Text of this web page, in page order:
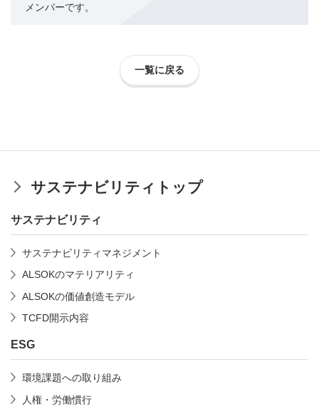
メンバーです。
一覧に戻る
サステナビリティトップ
サステナビリティ
サステナビリティマネジメント
ALSOKのマテリアリティ
ALSOKの価値創造モデル
TCFD開示内容
ESG
環境課題への取り組み
人権・労働慣行